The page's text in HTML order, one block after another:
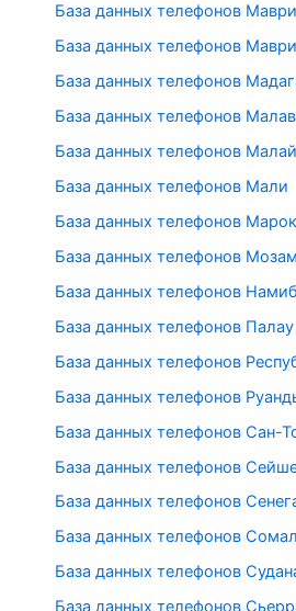
База данных телефонов
База данных телефонов
База данных телефонов
База данных телефонов
База данных телефонов
База данных телефонов Мали
База данных телефонов
База данных телефонов
База данных телефонов
База данных телефонов Палау
База данных телефонов
База данных телефонов
База данных телефонов Сан-
База данных телефонов
База данных телефонов
База данных телефонов
База данных телефонов
База данных телефонов